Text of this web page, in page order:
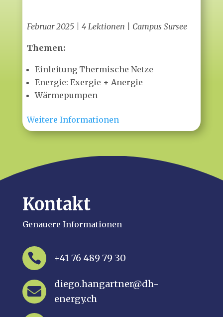
Februar 2025 | 4 Lektionen | Campus Sursee
Themen:
Einleitung Thermische Netze
Energie: Exergie + Anergie
Wärmepumpen
Weitere Informationen
Kontakt
Genauere Informationen
 +41 76 489 79 30

diego.hangartner@dh-
energy.ch